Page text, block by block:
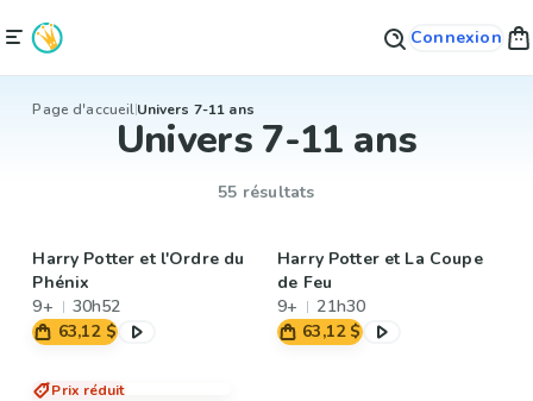
Connexion
Page d'accueilUnivers 7-11 ans
Univers 7-11 ans
55 résultats
Harry Potter et l'Ordre du
Phénix
9+
30h52
63,12 $
Harry Potter et La Coupe
de Feu
9+
21h30
63,12 $
Prix réduit